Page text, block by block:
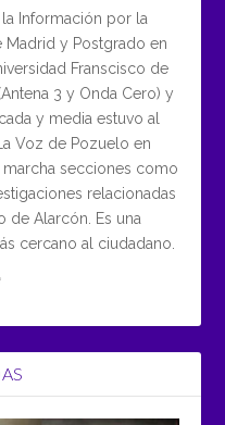
la Información por la
y Postgrado en
Franscisco de
3 y Onda Cero) y
y media estuvo al
Voz de Pozuelo en
secciones como
relacionadas
de Alarcón. Es una
cercano al ciudadano.